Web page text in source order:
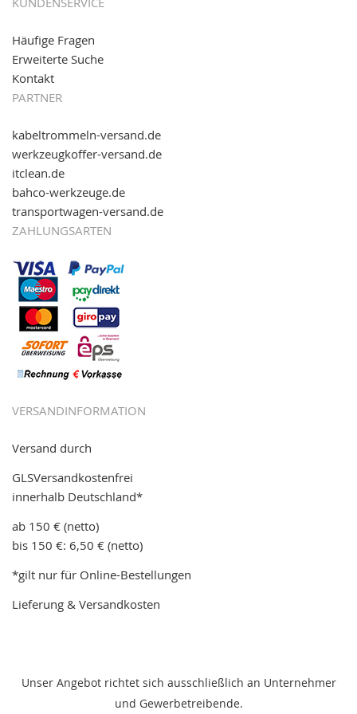
Häufige Fragen
Erweiterte Suche
Kontakt
PARTNER
kabeltrommeln-versand.de
werkzeugkoffer-versand.de
itclean.de
bahco-werkzeuge.de
transportwagen-versand.de
ZAHLUNGSARTEN
VERSANDINFORMATION
Versand durch
GLSVersandkostenfrei
innerhalb Deutschland*
ab 150 € (netto)
bis 150 €: 6,50 € (netto)
*gilt nur für Online-Bestellungen
Lieferung & Versandkosten
Unser Angebot richtet sich ausschließlich an Unternehmer
und Gewerbetreibende.